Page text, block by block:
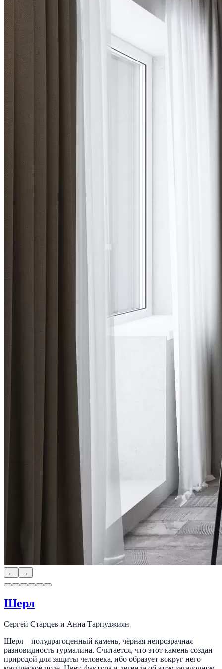
← →
Шерл
Сергей Старцев и Анна Тарпуджиян
Шерл – полудрагоценный камень, чёрная непрозрачная
разновидность турмалина. Считается, что этот камень создан
природой для защиты человека, ибо образует вокруг него